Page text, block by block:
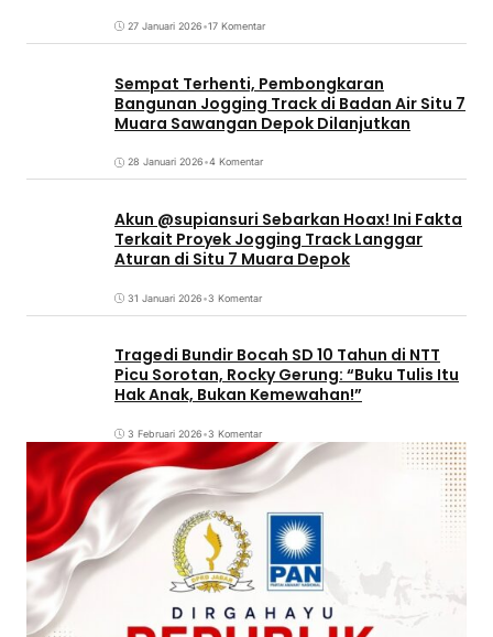
27 Januari 2026•17 Komentar
Sempat Terhenti, Pembongkaran
Bangunan Jogging Track di Badan Air Situ 7
Muara Sawangan Depok Dilanjutkan
28 Januari 2026•4 Komentar
Akun @supiansuri Sebarkan Hoax! Ini Fakta
Terkait Proyek Jogging Track Langgar
Aturan di Situ 7 Muara Depok
31 Januari 2026•3 Komentar
Tragedi Bundir Bocah SD 10 Tahun di NTT
Picu Sorotan, Rocky Gerung: “Buku Tulis Itu
Hak Anak, Bukan Kemewahan!”
3 Februari 2026•3 Komentar